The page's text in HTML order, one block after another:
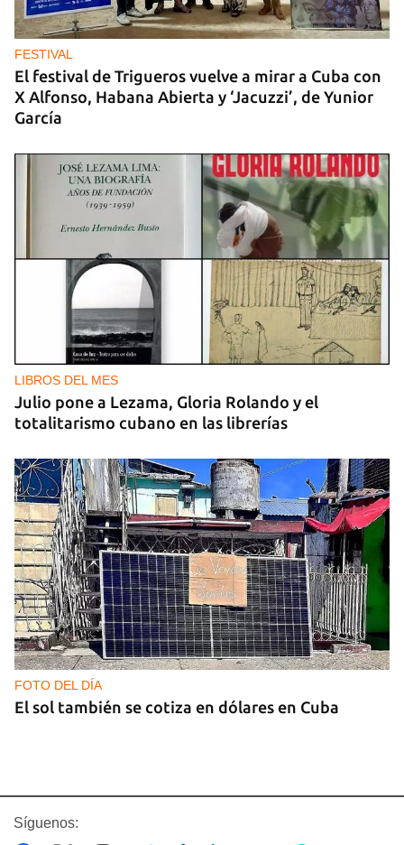
Ucrania ataca otro centro logístico del Amazon
ruso, esta vez en los Urales
FESTIVAL
El festival de Trigueros vuelve a mirar a Cuba con
X Alfonso, Habana Abierta y ‘Jacuzzi’, de Yunior
García
LIBROS DEL MES
Julio pone a Lezama, Gloria Rolando y el
totalitarismo cubano en las librerías
FOTO DEL DÍA
El sol también se cotiza en dólares en Cuba
Síguenos: